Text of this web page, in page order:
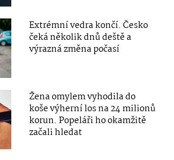
Extrémní vedra končí. Česko
čeká několik dnů deště a
výrazná změna počasí
Žena omylem vyhodila do
koše výherní los na 24 milionů
korun. Popeláři ho okamžitě
začali hledat